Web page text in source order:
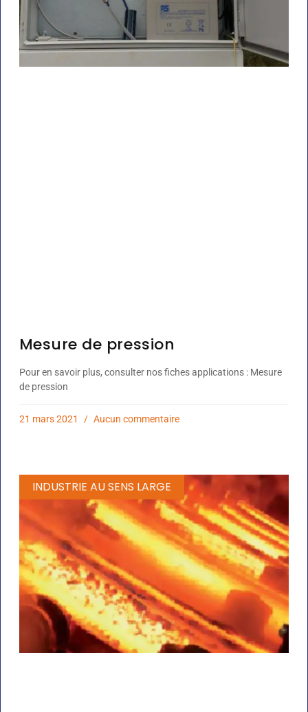
Mesure de pression
Pour en savoir plus, consulter nos fiches applications : Mesure
de pression
21 mars 2021 Aucun commentaire
INDUSTRIE AU SENS LARGE